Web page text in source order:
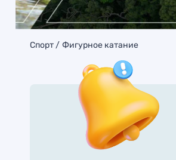
Спорт Фигурное катание